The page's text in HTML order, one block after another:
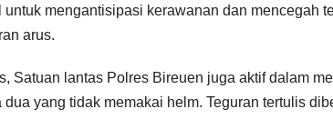
mengantisipasi kerawanan dan mencegah
arus.
Satuan lantas Polres Bireuen juga aktif dalam
yang tidak memakai helm. Teguran tertulis